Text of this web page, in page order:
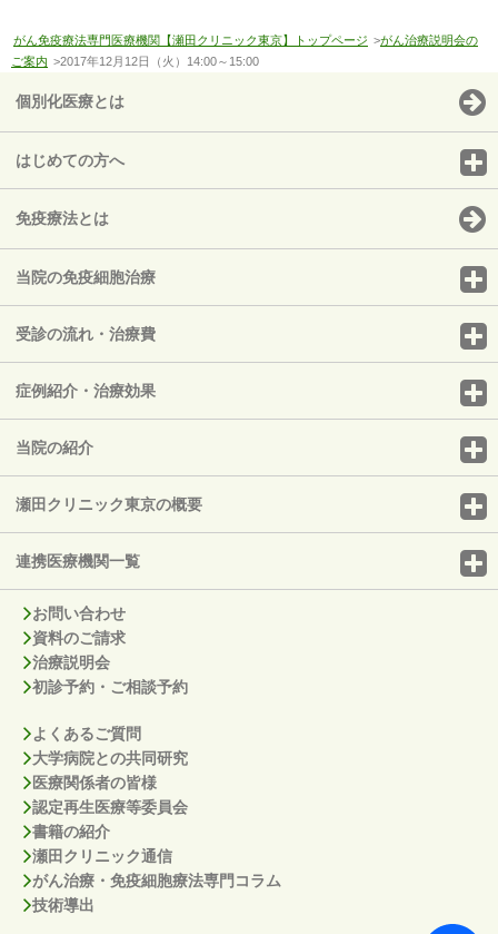
がん免疫療法専門医療機関【瀬田クリニック東京】トップページ >がん治療説明会の
ご案内 >2017年12月12日（火）14:00～15:00
個別化医療とは
はじめての方へ
免疫療法とは
当院の免疫細胞治療
受診の流れ・治療費
症例紹介・治療効果
当院の紹介
瀬田クリニック東京の概要
連携医療機関一覧
お問い合わせ
資料のご請求
治療説明会
初診予約・ご相談予約
よくあるご質問
大学病院との共同研究
医療関係者の皆様
認定再生医療等委員会
書籍の紹介
瀬田クリニック通信
がん治療・免疫細胞療法専門コラム
技術導出